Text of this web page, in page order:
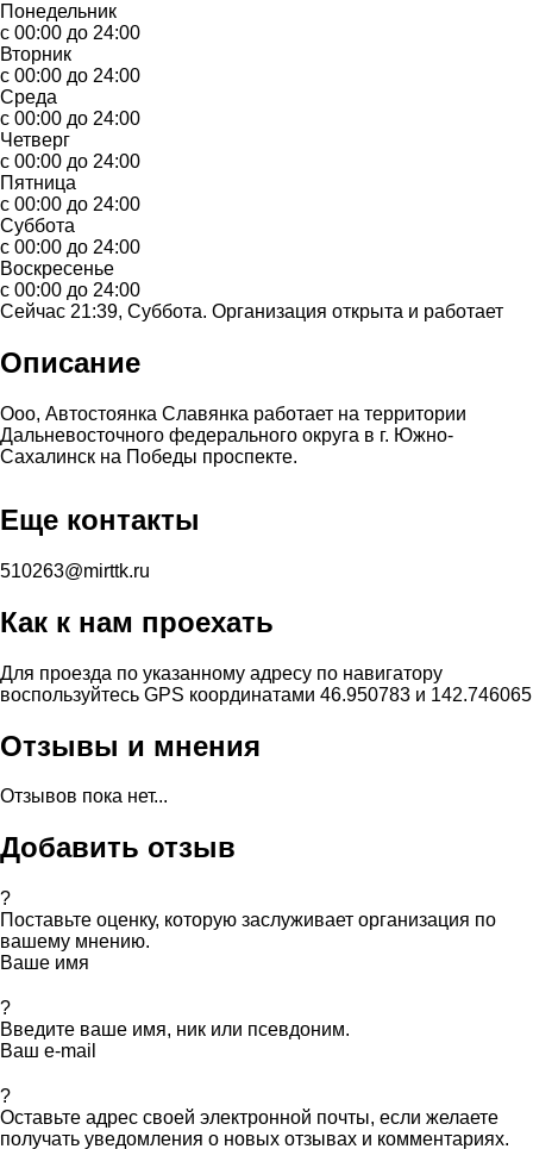
Понедельник
с 00:00 до 24:00
Вторник
с 00:00 до 24:00
Среда
с 00:00 до 24:00
Четверг
с 00:00 до 24:00
Пятница
с 00:00 до 24:00
Суббота
с 00:00 до 24:00
Воскресенье
с 00:00 до 24:00
Сейчас 21:39, Суббота. Организация открыта и работает
Описание
Ооо, Автостоянка Славянка работает на территории
Дальневосточного федерального округа в г. Южно-
Сахалинск на Победы проспекте.
Еще контакты
510263@mirttk.ru
Как к нам проехать
Для проезда по указанному адресу по навигатору
воспользуйтесь GPS координатами 46.950783 и 142.746065
Отзывы и мнения
Отзывов пока нет...
Добавить отзыв
?
Поставьте оценку, которую заслуживает организация по
вашему мнению.
Ваше имя
?
Введите ваше имя, ник или псевдоним.
Ваш e-mail
?
Оставьте адрес своей электронной почты, если желаете
получать уведомления о новых отзывах и комментариях.